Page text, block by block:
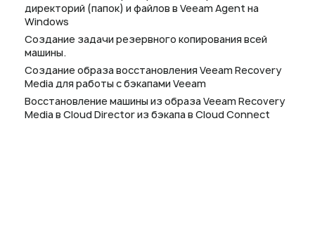
директорий (папок) и файлов в Veeam Agent на
Windows
Создание задачи резервного копирования всей
машины.
Создание образа восстановления Veeam Recovery
Media для работы с бэкапами Veeam
Восстановление машины из образа Veeam Recovery
Media в Cloud Director из бэкапа в Cloud Connect